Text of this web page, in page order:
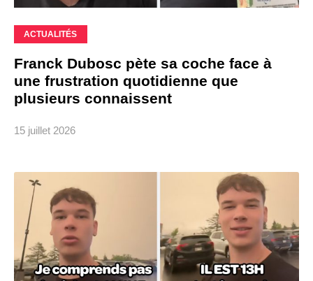
ACTUALITÉS
Franck Dubosc pète sa coche face à
une frustration quotidienne que
plusieurs connaissent
15 juillet 2026